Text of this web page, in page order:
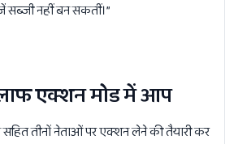
नहीं बन सकतीं।”
एक्शन मोड में आप
सहित तीनों नेताओं पर एक्शन लेने की तैयारी कर